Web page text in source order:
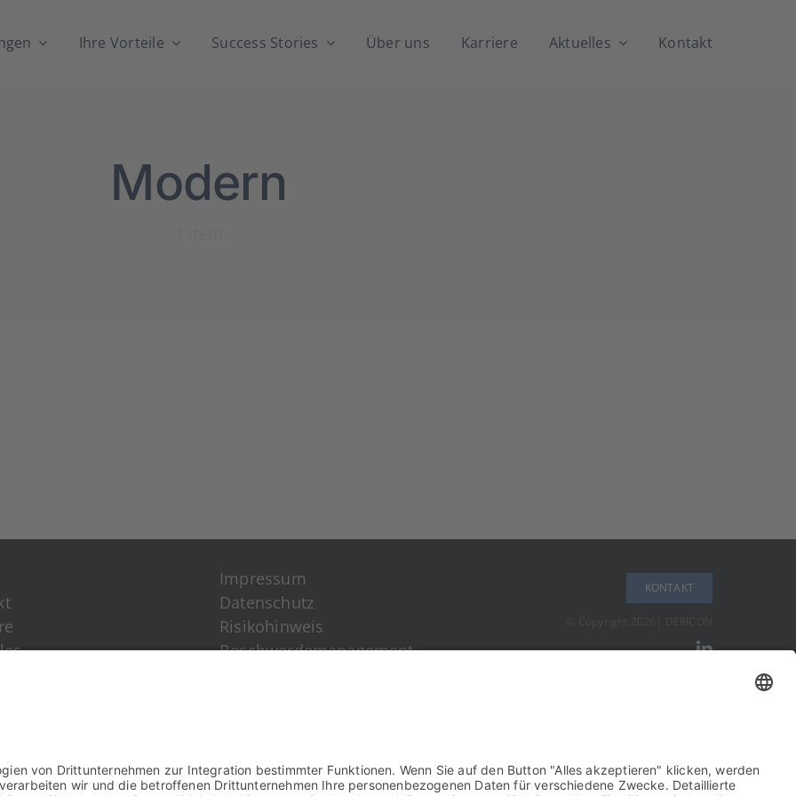
Ihre Vor­tei­le Suc­cess Sto­ries Über uns Kar­rie­re Aktu­el­les Kon­takt
Modern
Impres­sum
Daten­schutz
Risi­ko­hin­weis
Beschwer­de­ma­nage­ment
KON­TAKT